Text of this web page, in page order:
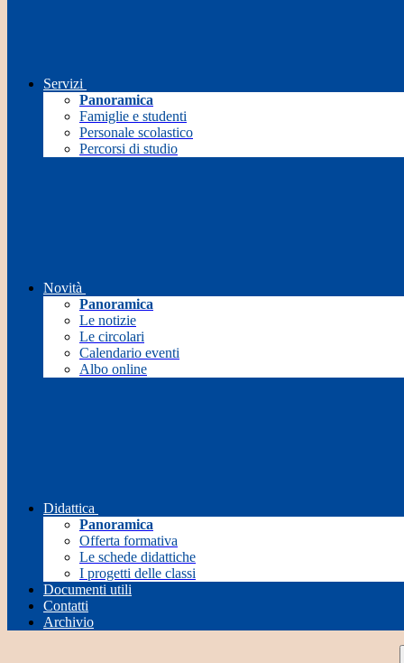
Servizi
Panoramica
Famiglie e studenti
Personale scolastico
Percorsi di studio
Novità
Panoramica
Le notizie
Le circolari
Calendario eventi
Albo online
Didattica
Panoramica
Offerta formativa
Le schede didattiche
I progetti delle classi
Documenti utili
Contatti
Archivio